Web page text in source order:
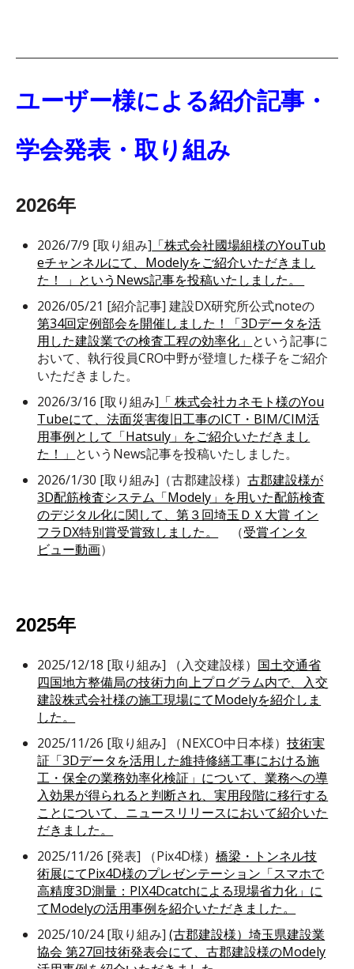
ユーザー様による紹介記事・
学会発表・取り組み
2026年
2026/7/9 [取り組み] 「株式会社國場組様のYouTub
eチャンネルにて、Modelyをご紹介いただきまし
た！ 」というNews記事を投稿いたしました。
2026/05/21 [紹介記事] 建設DX研究所公式noteの
第34回定例部会を開催しました！「3Dデータを活
用した建設業での検査工程の効率化」 という記事に
おいて、執行役員CRO中野が登壇した様子をご紹介
いただきました。
2026/3/16 [取り組み] 「 株式会社カネモト様のYou
Tubeにて、法面災害復旧工事のICT・BIM/CIM活
用事例として「Hatsuly」をご紹介いただきまし
た！」 というNews記事を投稿いたしました。
2026/1/30 [取り組み]（古郡建設様）古郡建設様が
3D配筋検査システム「Modely」を用いた配筋検査
のデジタル化に関して、第３回埼玉ＤＸ大賞 イン
フラDX特別賞受賞致しました。
（受賞インタ
ビュー動画）
2025年
2025/12/18 [取り組み] （入交建設様） 国土交通省
四国地方整備局の技術力向上プログラム内で、入交
建設株式会社様の施工現場にてModelyを紹介しま
した。
2025/11/26 [取り組み] （NEXCO中日本様）技術実
証「3Dデータを活用した維持修繕工事における施
工・保全の業務効率化検証」について、業務への導
入効果が得られると判断され、実用段階に移行する
ことについて、ニュースリリースにおいて紹介いた
だきました。
2025/11/26 [発表]
（Pix4D様）橋梁・トンネル技
術展にてPix4D様のプレゼンテーション「スマホで
高精度3D測量：PIX4Dcatchによる現場省力化」に
てModelyの活用事例を紹介いただきました。
2025/10/24 [取り組み](古郡建設様）埼玉県建設業
協会 第27回技術発表会にて、古郡建設様のModely